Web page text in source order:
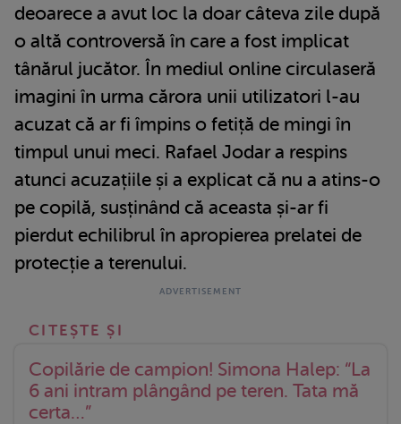
deoarece a avut loc la doar câteva zile după
o altă controversă în care a fost implicat
tânărul jucător. În mediul online circulaseră
imagini în urma cărora unii utilizatori l-au
acuzat că ar fi împins o fetiță de mingi în
timpul unui meci. Rafael Jodar a respins
atunci acuzațiile și a explicat că nu a atins-o
pe copilă, susținând că aceasta și-ar fi
pierdut echilibrul în apropierea prelatei de
protecție a terenului.
Copilărie de campion! Simona Halep: “La
6 ani intram plângând pe teren. Tata mă
certa…”